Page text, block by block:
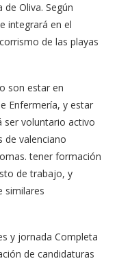
de Oliva. Según
integrará en el
de las playas
son estar en
Enfermería, y estar
ser voluntario activo
de valenciano
tener formación
de trabajo, y
similares
y jornada Completa
de candidaturas